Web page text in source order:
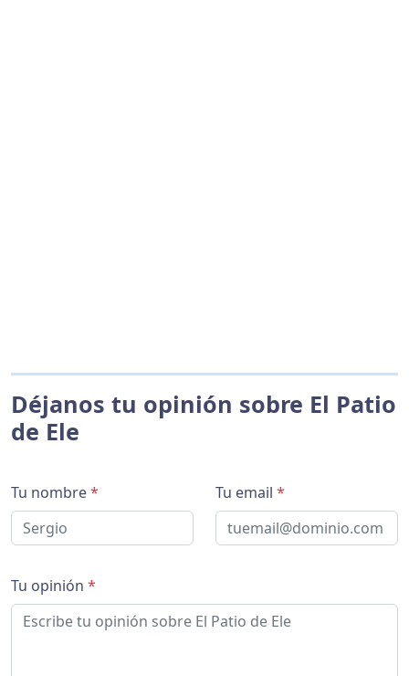
Déjanos tu opinión sobre El Patio
de Ele
Tu nombre* Tu email *
Tu opinión *